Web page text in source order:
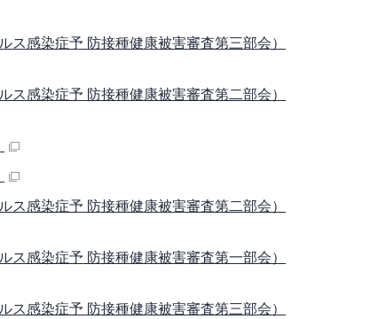
感染症予 防接種健康被害審査第三部会）
感染症予 防接種健康被害審査第二部会）
感染症予 防接種健康被害審査第二部会）
感染症予 防接種健康被害審査第一部会）
感染症予 防接種健康被害審査第三部会）